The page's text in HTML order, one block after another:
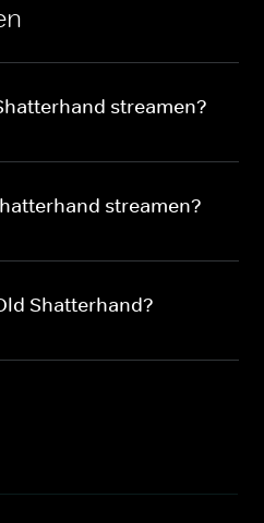
streamen?
streamen?
Shatterhand?